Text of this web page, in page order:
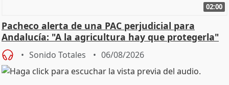
02:00
Pacheco alerta de una PAC perjudicial para
Andalucía: "A la agricultura hay que protegerla"
Sonido Totales 06/08/2026